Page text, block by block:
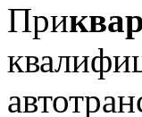
При